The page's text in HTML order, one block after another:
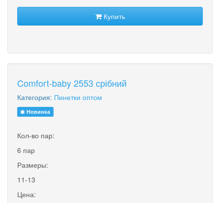
Купить
Comfort-baby 2553 срібний
Категория: Пинетки оптом
Новинка
Кол-во пар:
6 пар
Размеры:
11-13
Цена: